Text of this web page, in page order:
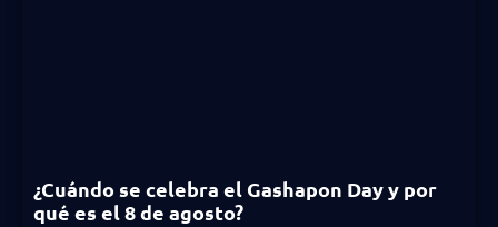
¿Cuándo se celebra el Gashapon Day y por
qué es el 8 de agosto?